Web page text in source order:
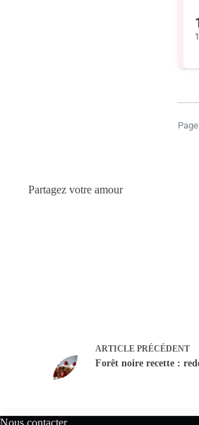
Partagez votre amour
ARTICLE PRÉCÉDENT
Forêt noire recette :